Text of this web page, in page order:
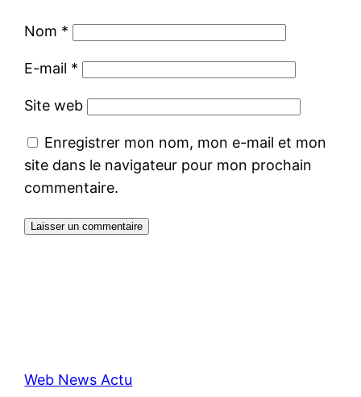
Nom *
E-mail *
Site web
Enregistrer mon nom, mon e-mail et mon
site dans le navigateur pour mon prochain
commentaire.
Web News Actu